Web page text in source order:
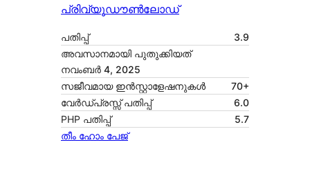
പ്രിവ്യൂഡൗൺലോഡ്
പതിപ്പ്
3.9
അവസാനമായി പുതുക്കിയത്
നവംബർ 4, 2025
സജീവമായ ഇൻസ്റ്റാളേഷനുകൾ
70+
വേർഡ്പ്രസ്സ് പതിപ്പ്
6.0
PHP പതിപ്പ്
5.7
തീം ഹോം പേജ്